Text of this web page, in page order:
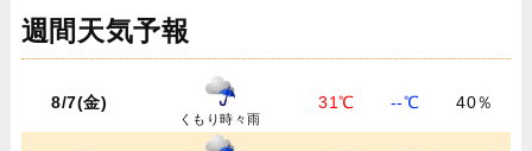
週間天気予報
8/7(金)
くもり時々雨
31℃ --℃ 40％